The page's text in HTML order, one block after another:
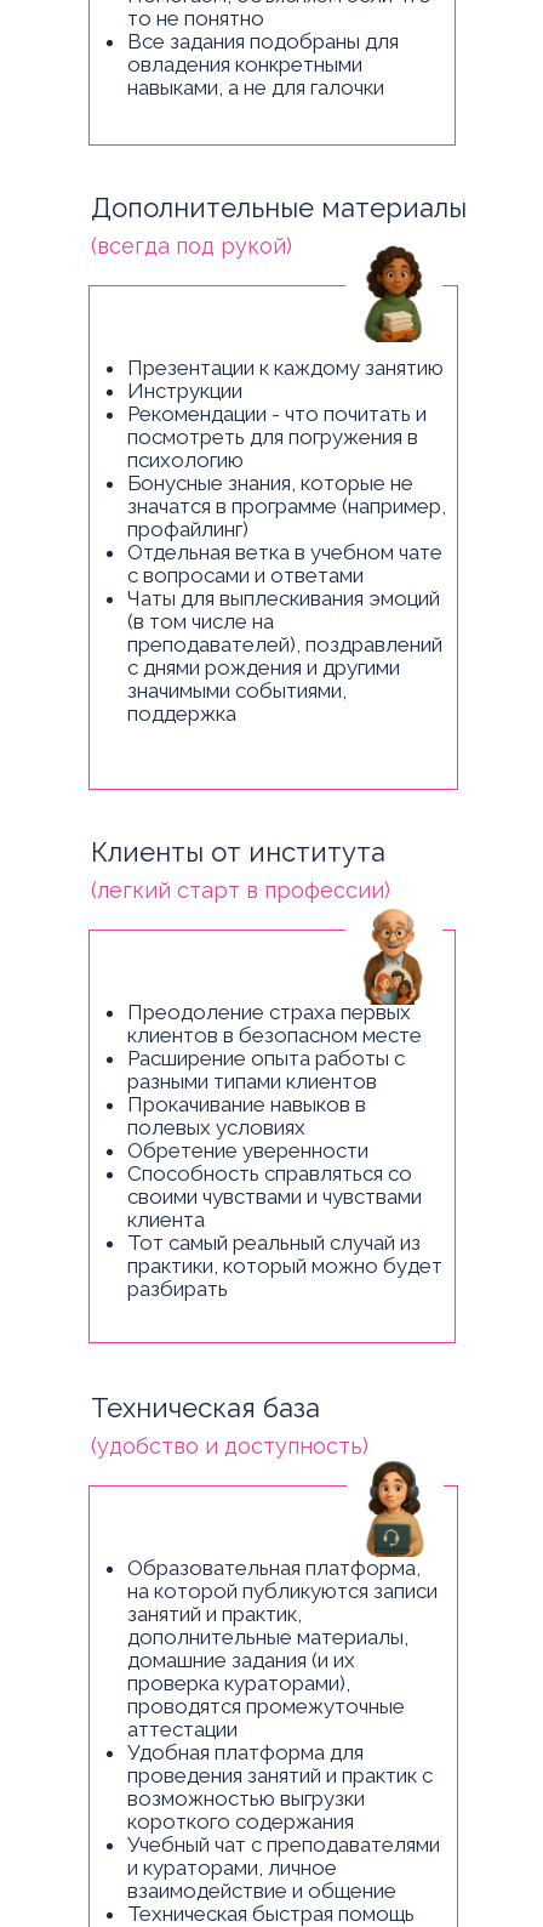
то не понятно
Все задания подобраны для
овладения конкретными
навыками, а не для галочки
Дополнительные материалы
Презентации к каждому занятию
Инструкции
Рекомендации - что почитать и
посмотреть для погружения в
психологию
Бонусные знания, которые не
значатся в программе (например,
профайлинг)
Отдельная ветка в учебном чате
с вопросами и ответами
Чаты для выплескивания эмоций
(в том числе на
преподавателей), поздравлений
с днями рождения и другими
значимыми событиями,
поддержка
(всегда под рукой)
Клиенты от института
Преодоление страха первых
клиентов в безопасном месте
Расширение опыта работы с
разными типами клиентов
Прокачивание навыков в
полевых условиях
Обретение уверенности
Способность справляться со
своими чувствами и чувствами
клиента
Тот самый реальный случай из
практики, который можно будет
разбирать
(легкий старт в профессии)
Техническая база
Образовательная платформа,
на которой публикуются записи
занятий и практик,
дополнительные материалы,
домашние задания (и их
проверка кураторами),
проводятся промежуточные
аттестации
Удобная платформа для
проведения занятий и практик с
возможностью выгрузки
короткого содержания
Учебный чат с преподавателями
и кураторами, личное
взаимодействие и общение
Техническая быстрая помощь
(удобство и доступность)